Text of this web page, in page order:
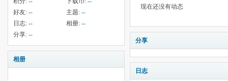
好友: -- 主题: --
日志: -- 相册: --
分享: --
相册
现在还没有动态
分享
日志